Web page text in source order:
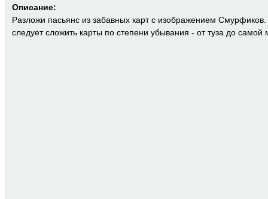
Описание:
Разложи пасьянс из забавных карт с изображением
следует сложить карты по степени убывания - от туза до